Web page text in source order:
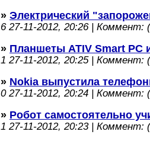
» Электрический
627-11-2012, 20:26 | Коммент:
» Планшеты ATIV Smart PC
1 27-11-2012, 20:25 | Коммент:
» Nokia выпустила
027-11-2012, 20:24 | Коммент:
» Робот самостоятельно
1 27-11-2012, 20:23 | Коммент: